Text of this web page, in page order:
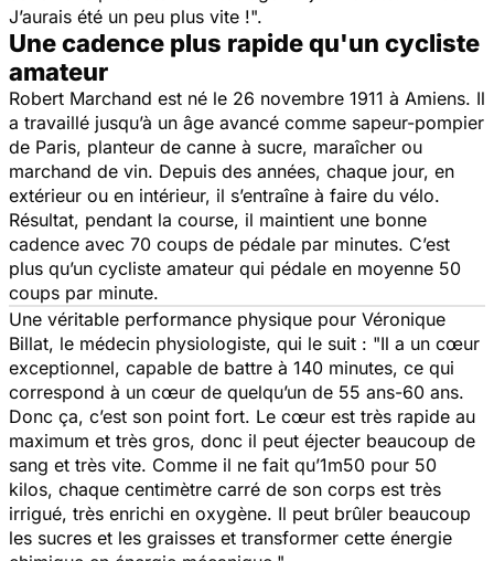
J’aurais été un peu plus vite !".
Une cadence plus rapide qu'un cycliste
amateur
Robert Marchand est né le 26 novembre 1911 à Amiens. Il
a travaillé jusqu’à un âge avancé comme sapeur-pompier
de Paris, planteur de canne à sucre, maraîcher ou
marchand de vin. Depuis des années, chaque jour, en
extérieur ou en intérieur, il s’entraîne à faire du vélo.
Résultat, pendant la course, il maintient une bonne
cadence avec 70 coups de pédale par minutes. C’est
plus qu’un cycliste amateur qui pédale en moyenne 50
coups par minute.
Une véritable performance physique pour Véronique
Billat, le médecin physiologiste, qui le suit : "Il a un cœur
exceptionnel, capable de battre à 140 minutes, ce qui
correspond à un cœur de quelqu’un de 55 ans-60 ans.
Donc ça, c’est son point fort. Le cœur est très rapide au
maximum et très gros, donc il peut éjecter beaucoup de
sang et très vite. Comme il ne fait qu’1m50 pour 50
kilos, chaque centimètre carré de son corps est très
irrigué, très enrichi en oxygène. Il peut brûler beaucoup
les sucres et les graisses et transformer cette énergie